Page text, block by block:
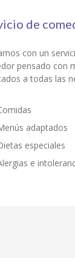
de
con un
pensado con
a todas las
adaptados
especiales
e